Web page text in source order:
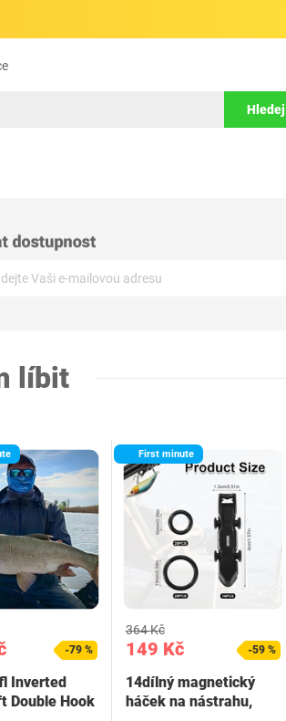
Hledej
líbit
-79 %
Inverted
Double Hook
First minute
149 Kč
364 Kč
-59 %
14dílný magnetický
háček na nástrahu,